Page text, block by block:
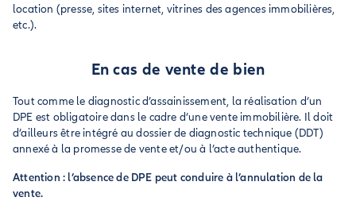
location (presse, sites internet, vitrines des agences immobilières,
etc.).
En cas de vente de bien
Tout comme le diagnostic d’assainissement, la réalisation d’un
DPE est obligatoire dans le cadre d’une vente immobilière. Il doit
d’ailleurs être intégré au dossier de diagnostic technique (DDT)
annexé à la promesse de vente et/ou à l’acte authentique.
Attention : l’absence de DPE peut conduire à l’annulation de la
vente.